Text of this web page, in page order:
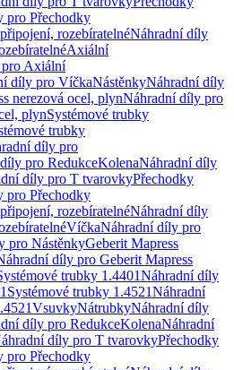
pro Přechodky
rozebíratelnéNáhradní díly
Axiální
Axiální
díly pro VíčkaNástěnkyNáhradní díly
nerezová ocel, plynNáhradní díly pro
plynSystémové trubky
trubky
díly pro
pro RedukceKolenaNáhradní díly
díly pro T tvarovkyPřechodky
pro Přechodky
rozebíratelnéNáhradní díly
VíčkaNáhradní díly pro
pro NástěnkyGeberit Mapress
díly pro Geberit Mapress
trubky 1.4401Náhradní díly
Systémové trubky 1.4521Náhradní
VsuvkyNátrubkyNáhradní díly
díly pro RedukceKolenaNáhradní
díly pro T tvarovkyPřechodky
pro Přechodky